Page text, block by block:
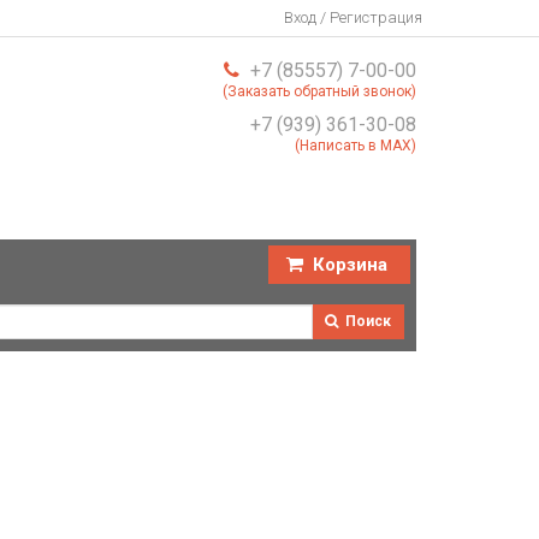
Вход / Регистрация
+7 (85557) 7-00-00
(Заказать обратный звонок)
+7 (939) 361-30-08
(Написать в MAX)
Корзина
Поиск